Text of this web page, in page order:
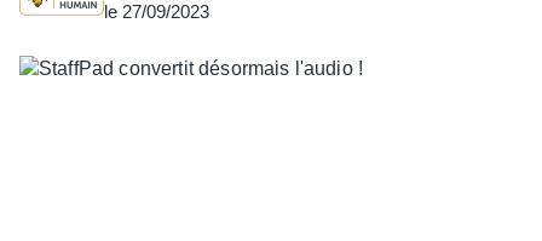
le 27/09/2023